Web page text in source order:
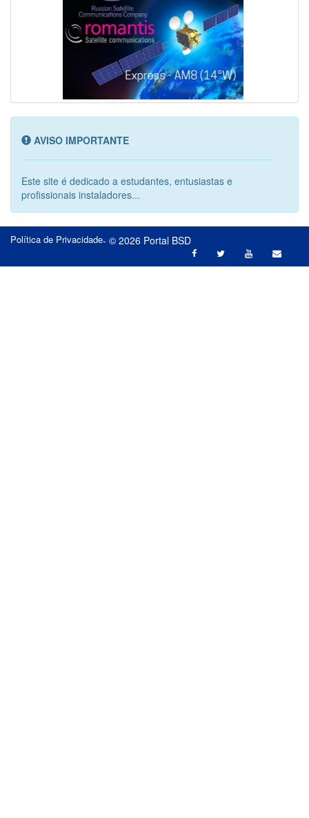
AVISO IMPORTANTE
Este site é dedicado a estudantes, entusiastas e
profissionais instaladores...
Política de Privacidade- © 2026 Portal BSD